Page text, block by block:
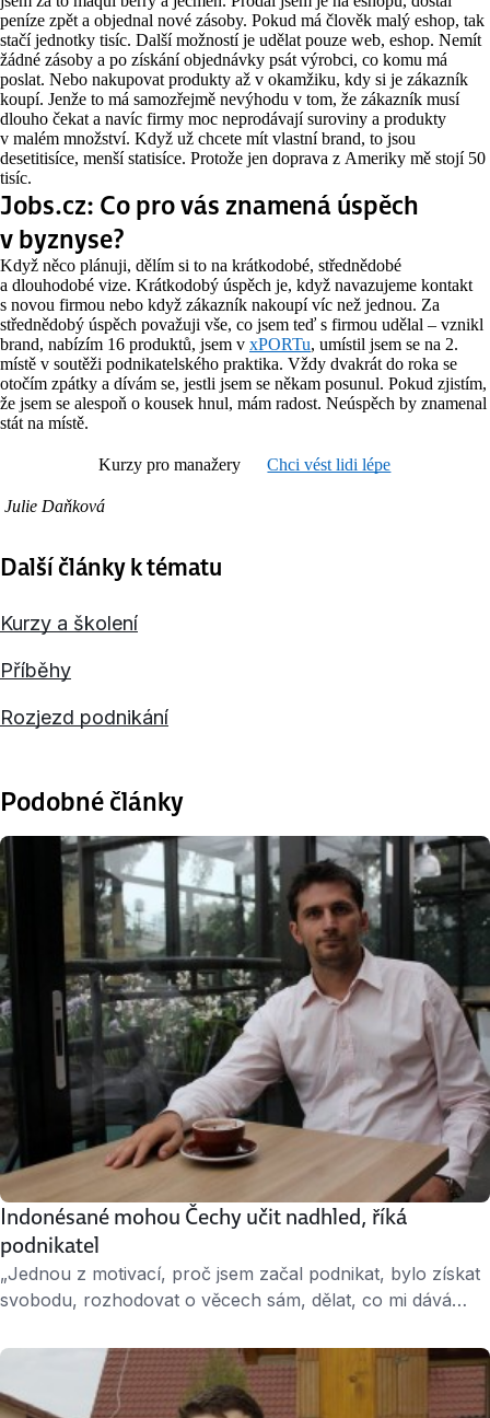
peníze zpět a objednal nové zásoby. Pokud má člověk malý eshop, tak
stačí jednotky tisíc. Další možností je udělat pouze web, eshop. Nemít
žádné zásoby a po získání objednávky psát výrobci, co komu má
poslat. Nebo nakupovat produkty až v okamžiku, kdy si je zákazník
koupí. Jenže to má samozřejmě nevýhodu v tom, že zákazník musí
dlouho čekat a navíc firmy moc neprodávají suroviny a produkty
v malém množství. Když už chcete mít vlastní brand, to jsou
desetitisíce, menší statisíce. Protože jen doprava z Ameriky mě stojí 50
tisíc.
Jobs.cz: Co pro vás znamená úspěch
v byznyse?
Když něco plánuji, dělím si to na krátkodobé, střednědobé
a dlouhodobé vize. Krátkodobý úspěch je, když navazujeme kontakt
s novou firmou nebo když zákazník nakoupí víc než jednou. Za
střednědobý úspěch považuji vše, co jsem teď s firmou udělal – vznikl
brand, nabízím 16 produktů, jsem v xPORTu, umístil jsem se na 2.
místě v soutěži podnikatelského praktika. Vždy dvakrát do roka se
otočím zpátky a dívám se, jestli jsem se někam posunul. Pokud zjistím,
že jsem se alespoň o kousek hnul, mám radost. Neúspěch by znamenal
stát na místě.
Kurzy pro manažeryChci vést lidi lépe
Julie Daňková
Další články k tématu
Kurzy a školení
Příběhy
Rozjezd podnikání
Podobné články
Indonésané mohou Čechy učit nadhled, říká
podnikatel
„Jednou z motivací, proč jsem začal podnikat, bylo získat
svobodu, rozhodovat o věcech sám, dělat, co mi dává
Waserbauer, který už více než dva roky žije a podniká
v Indonésii. Povídali jsme si o tom, jaké je pracovat
v jihovýchodní Asii a jací jsou Indonésané kolegové. ↑